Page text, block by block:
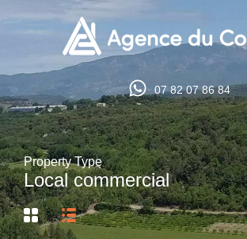
07 82 07 86 84
Property Type
Local commercial